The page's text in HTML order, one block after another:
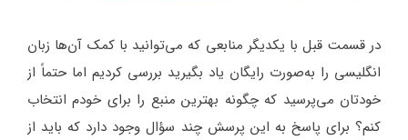
در قسمت قبل با یکدیگر منابعی که می‌توانید با کمک آن‌ها زبان
انگلیسی را به‌صورت رایگان یاد بگیرید بررسی کردیم اما حتماً از
خودتان می‌پرسید که چگونه بهترین منبع را برای خودم انتخاب
کنم؟ برای پاسخ به این پرسش چند سؤال وجود دارد که باید از